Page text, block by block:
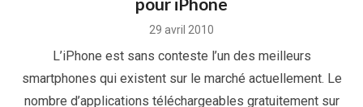
Posted
29 avril 2010
L’iPhone est sans conteste l’un des meilleurs
smartphones qui existent sur le marché actuellement. Le
nombre d’applications téléchargeables gratuitement sur